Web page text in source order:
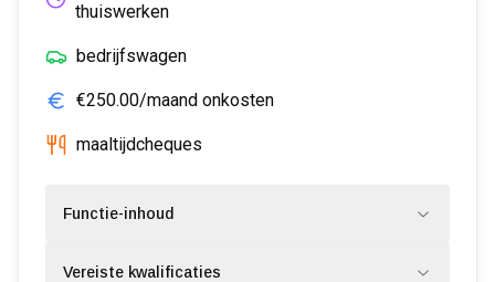
thuiswerken
bedrijfswagen
€250.00/maand onkosten
maaltijdcheques
Functie-inhoud
Vereiste kwalificaties